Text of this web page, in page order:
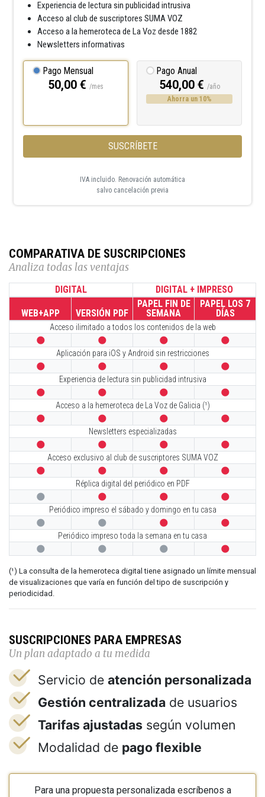
Experiencia de lectura sin publicidad intrusiva
Acceso al club de suscriptores SUMA VOZ
Acceso a la hemeroteca de La Voz desde 1882
Newsletters informativas
Pago Mensual
50,00 € /mes
Pago Anual
540,00 € /año
Ahorra un 10%
SUSCRÍBETE
IVA incluido. Renovación automática
salvo cancelación previa
COMPARATIVA DE SUSCRIPCIONES
Analiza todas las ventajas
DIGITAL DIGITAL + IMPRESO
WEB+APP VERSIÓN PDF
PAPEL FIN DE
SEMANA
PAPEL LOS 7
DÍAS
Acceso ilimitado a todos los contenidos de la web
   
Aplicación para iOS y Android sin restricciones
   
Experiencia de lectura sin publicidad intrusiva
   
Acceso a la hemeroteca de La Voz de Galicia (¹)
   
Newsletters especializadas
   
Acceso exclusivo al club de suscriptores SUMA VOZ
   
Réplica digital del periódico en PDF
   
Periódico impreso el sábado y domingo en tu casa
   
Periódico impreso toda la semana en tu casa
   
(¹) La consulta de la hemeroteca digital tiene asignado un límite mensual
de visualizaciones que varía en función del tipo de suscripción y
periodicidad.
SUSCRIPCIONES PARA EMPRESAS
Un plan adaptado a tu medida
Servicio de atención personalizada
Gestión centralizada de usuarios
Tarifas ajustadas según volumen
Modalidad de pago flexible
Para una propuesta personalizada escríbenos a